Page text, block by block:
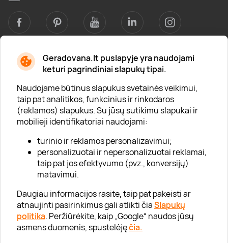
Geradovana.lt puslapyje yra naudojami
keturi pagrindiniai slapukų tipai.
Naudojame būtinus slapukus svetainės veikimui,
taip pat analitikos, funkcinius ir rinkodaros
(reklamos) slapukus. Su jūsų sutikimu slapukai ir
mobilieji identifikatoriai naudojami:
turinio ir reklamos personalizavimui;
personalizuotai ir nepersonalizuotai reklamai,
taip pat jos efektyvumo (pvz., konversijų)
matavimui.
Daugiau informacijos rasite, taip pat pakeisti ar
atnaujinti pasirinkimus gali atlikti čiaSlapukų
politika. Peržiūrėkite, kaip „Google“ naudos jūsų
asmens duomenis, spustelėjęčia.
Apie mus
Apie „Gera Dovana“
Lojalumo klubas
Karjera
Visi partneriai
Kontaktai
Tinklaraštis
Informacija